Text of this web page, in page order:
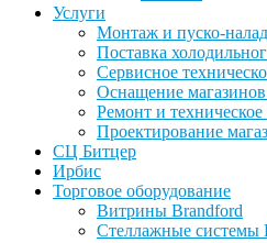
Услуги
Монтаж и пуско-
Поставка
Сервисное
Оснащение
Ремонт и
Проектирование
СЦ Битцер
Ирбис
Торговое оборудование
Витрины Brandford
Стеллажные системы